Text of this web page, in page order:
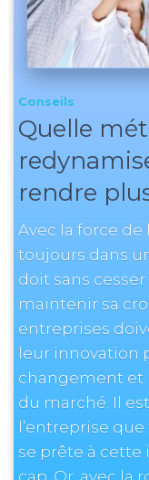
Conseils
Quelle
rendre
Avec la force de
toujours dans
doit sans
maintenir sa
entreprises
leur innovation
changement et
du marché. Il
l’entreprise
se prête à